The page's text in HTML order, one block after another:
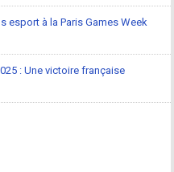
esport à la Paris Games Week
: Une victoire française